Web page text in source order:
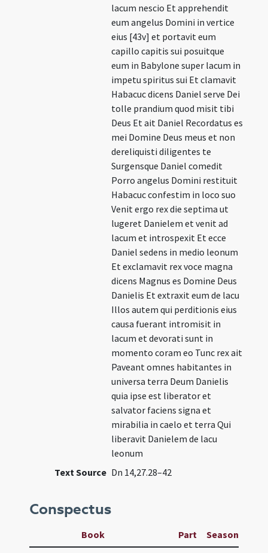
lacum nescio Et apprehendit
eum angelus Domini in vertice
eius [43v] et portavit eum
capillo capitis sui posuitque
eum in Babylone super lacum in
impetu spiritus sui Et clamavit
Habacuc dicens Daniel serve Dei
tolle prandium quod misit tibi
Deus Et ait Daniel Recordatus es
mei Domine Deus meus et non
dereliquisti diligentes te
Surgensque Daniel comedit
Porro angelus Domini restituit
Habacuc confestim in loco suo
Venit ergo rex die septima ut
lugeret Danielem et venit ad
lacum et introspexit Et ecce
Daniel sedens in medio leonum
Et exclamavit rex voce magna
dicens Magnus es Domine Deus
Danielis Et extraxit eum de lacu
Illos autem qui perditionis eius
causa fuerant intromisit in
lacum et devorati sunt in
momento coram eo Tunc rex ait
Paveant omnes habitantes in
universa terra Deum Danielis
quia ipse est liberator et
salvator faciens signa et
mirabilia in caelo et terra Qui
liberavit Danielem de lacu
leonum
Text Source Dn 14,27.28–42
Conspectus
Book Part Season